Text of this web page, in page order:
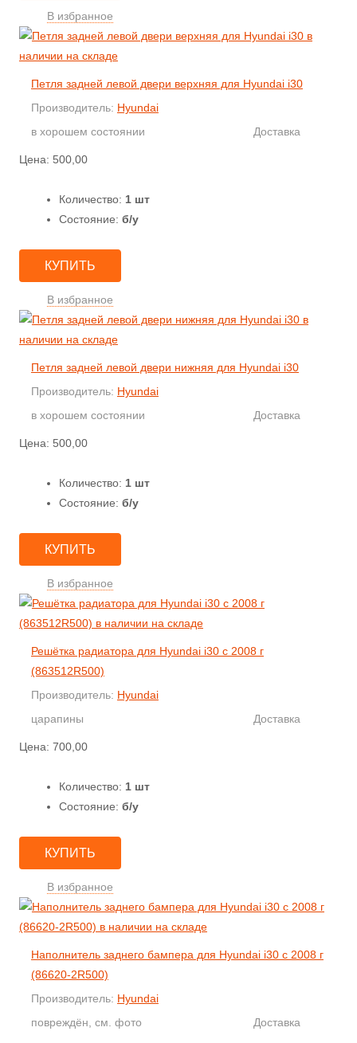
В избранное
Петля задней левой двери верхняя для Hyundai i30
Производитель: Hyundai
в хорошем состоянии
Доставка
Цена: 500,00
Количество: 1 шт
Состояние: б/у
КУПИТЬ
В избранное
Петля задней левой двери нижняя для Hyundai i30
Производитель: Hyundai
в хорошем состоянии
Доставка
Цена: 500,00
Количество: 1 шт
Состояние: б/у
КУПИТЬ
В избранное
Решётка радиатора для Hyundai i30 с 2008 г
(863512R500)
Производитель: Hyundai
царапины
Доставка
Цена: 700,00
Количество: 1 шт
Состояние: б/у
КУПИТЬ
В избранное
Наполнитель заднего бампера для Hyundai i30 с 2008 г
(86620-2R500)
Производитель: Hyundai
повреждён, см. фото
Доставка